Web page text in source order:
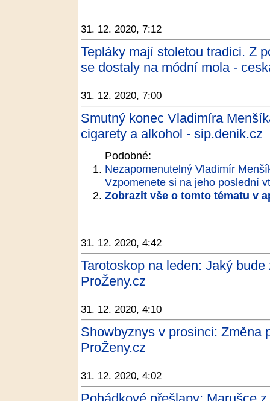
31. 12. 2020, 7:12
Tepláky mají stoletou tradici. Z
se dostaly na módní mola -
31. 12. 2020, 7:00
Smutný konec Vladimíra
cigarety a alkohol - sip.denik.cz
Podobné:
Nezapomenutelný Vladimír
Vzpomenete si na jeho poslední
Zobrazit vše o tomto tématu v
31. 12. 2020, 4:42
Tarotoskop na leden: Jaký
ProŽeny.cz
31. 12. 2020, 4:10
Showbyznys v prosinci: Změna
ProŽeny.cz
31. 12. 2020, 4:02